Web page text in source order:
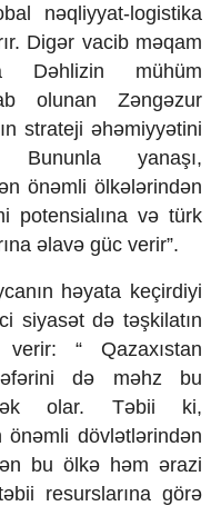
nəqliyyat-logistika
Digər vacib məqam
mühüm
olunan Zəngəzur
strateji əhəmiyyətini
yanaşı,
önəmli ölkələrindən
potensialına və türk
əlavə güc verir”.
həyata keçirdiyi
siyasət də təşkilatın
“ Qazaxıstan
də məhz bu
olar. Təbii ki,
önəmli dövlətlərindən
bu ölkə həm ərazi
resurslarına görə